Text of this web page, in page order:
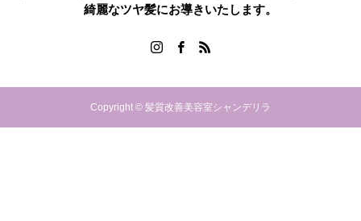
綺麗なツヤ髪にお導きいたします。
Copyright © 髪質改善美容室シャンデリラ